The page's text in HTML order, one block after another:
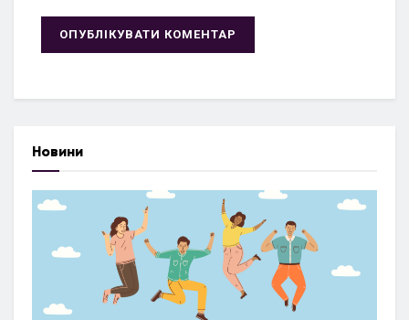
Новини